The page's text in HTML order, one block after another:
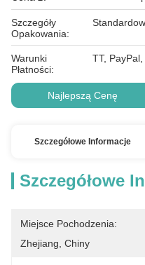
Szczegóły
Opakowania:
Warunki
Płatności:
TT,
Najlepszą Cenę
Szczegółowe Informacje
Szczegółowe
Miejsce Pochodzenia:
Zhejiang, Chiny